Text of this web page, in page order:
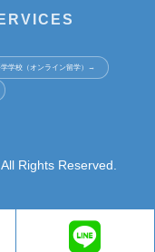
学校（オンライン留学） →
Rights Reserved.